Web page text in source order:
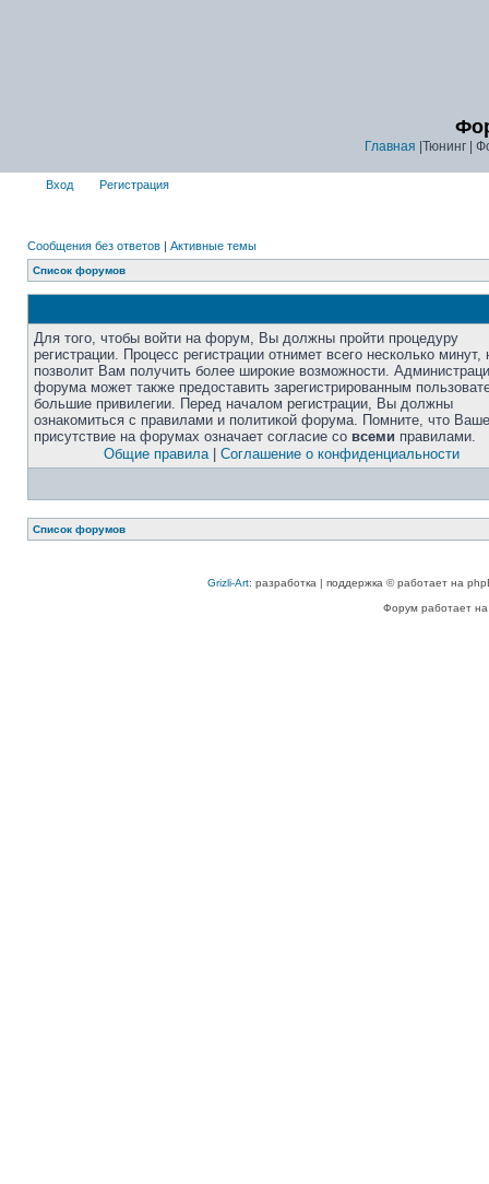
Главная |Тюнинг |
Вход Регистрация
Сообщения без ответов | Активные темы
Список форумов
Для того, чтобы войти на форум, Вы должны пройти процедуру
регистрации. Процесс регистрации отнимет всего несколько минут,
позволит Вам получить более широкие возможности.
форума может также предоставить зарегистрированным
большие привилегии. Перед началом регистрации, Вы должны
ознакомиться с правилами и политикой форума. Помните, что Ваше
присутствие на форумах означает согласие со всеми правилами.
Общие правила| Соглашение о конфиденциальности
Список форумов
Grizli-Art: разработка | поддержка © работает на
Форум работает